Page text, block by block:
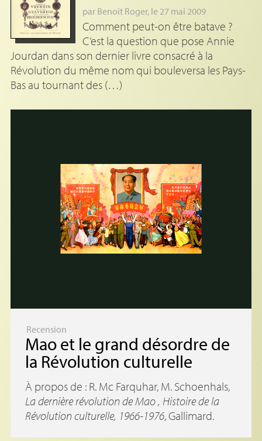
par Benoit Roger, le 27 mai 2009
Comment peut-on être batave ?
C’est la question que pose Annie
Jourdan dans son dernier livre consacré à la
Révolution du même nom qui bouleversa les Pays-
Bas au tournant des (…)
Recension
Mao et le grand désordre de
la Révolution culturelle
À propos de : R. Mc Farquhar, M. Schoenhals,
La dernière révolution de Mao , Histoire de la
Révolution culturelle, 1966-1976, Gallimard.